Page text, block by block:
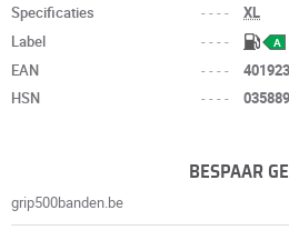
Specificaties ----
XL
Label
---- A
EAN ----
HSN
----
BESPAAR
grip500banden.be